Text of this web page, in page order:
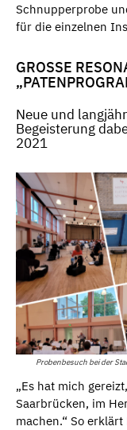
Schnupperprobe
für die einzelnen
GROSSE
Neue und
Begeisterung
2021
Probenbesuch bei der
„Es hat mich
Saarbrücken, im
machen.“ So erklärt